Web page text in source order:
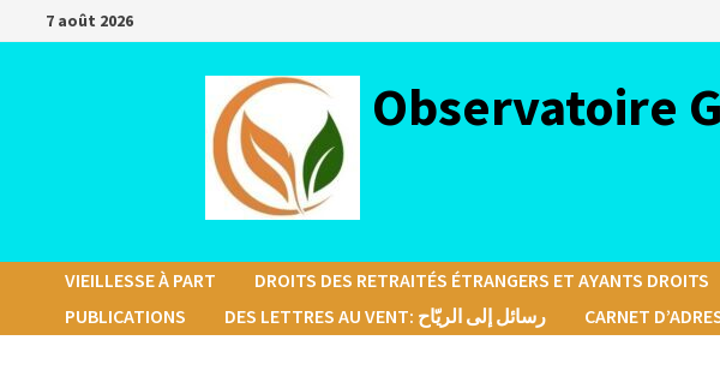
Passer
au
7 août 2026
Observatoire
VIEILLESSE À PART DROITS DES RETRAITÉS ÉTRANGERS ET AYANTS DROITS
PUBLICATIONS
DES LETTRES AU VENT: رسائل إلى الريّاح CARNET